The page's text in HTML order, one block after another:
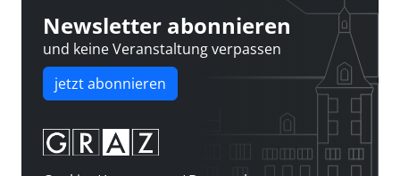
Newsletter abonnieren
und keine Veranstaltung verpassen
jetzt abonnieren